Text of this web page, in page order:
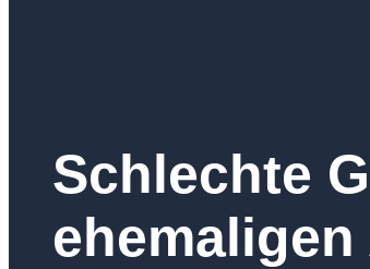
Schlechte